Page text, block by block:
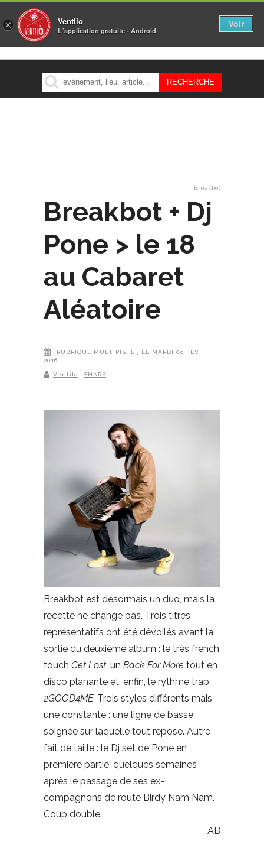
MENU
Breakbot
Breakbot + Dj
Pone > le 18
au Cabaret
Aléatoire
RUBRIQUE MULTIPISTE
, LE MARDI 09 FÉV
2016
Ventilo SHARE
Breakbot est désormais un duo, mais la
recette ne change pas. Trois titres
représentatifs ont été dévoilés avant la
sortie du deuxième album : le très french
touch Get Lost, un Back For More tout en
disco planante et, enfin, le rythme trap
2GOOD4ME. Trois styles différents mais
une constante : une ligne de basse
soignée sur laquelle tout repose. Autre
fait de taille : le Dj set de Pone en
première partie, quelques semaines
après le passage de ses ex-
compagnons de route Birdy Nam Nam.
Coup double.
AB
× Ventilo
L´application gratuite - Android
Voir